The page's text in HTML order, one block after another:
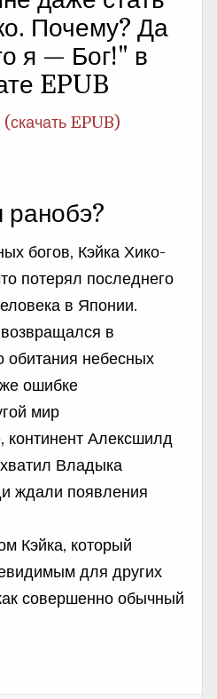
Почему? Да
я — Бог!" в
EPUB
EPUB)
богов, Кэйка Хико-
потерял последнего
в Японии.
в
обитания небесных
ошибке
мир
континент Алексшилд
Владыка
ждали появления
Кэйка, который
для других
совершенно обычный